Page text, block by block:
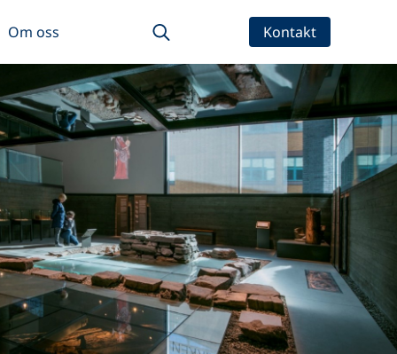
Om oss Kontakt